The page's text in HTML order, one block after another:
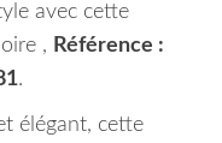
avec cette
, Référence :
.
élégant, cette